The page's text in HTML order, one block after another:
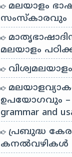
മലയാളം
സംസ്കാരവും
മലയാളം
വിശ്വമലയാളം
ഉപയോഗവും –
grammar and
പ്രബുദ്ധ
കനൽവഴികൾ